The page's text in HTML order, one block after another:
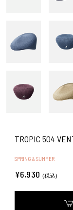
TROPIC 504
SPRING & SUMMER
¥6,930 (税込)